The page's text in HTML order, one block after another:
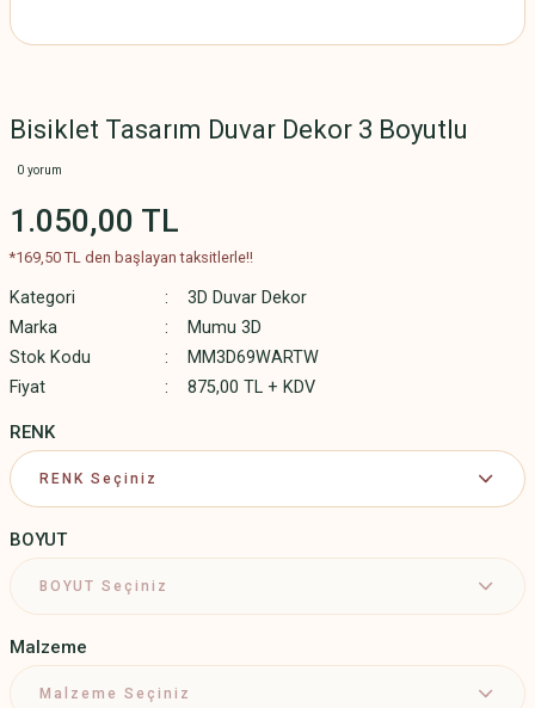
Bisiklet Tasarım Duvar Dekor 3 Boyutlu
0 yorum
1.050,00 TL
*169,50 TL den başlayan taksitlerle!!
Kategori
3D Duvar Dekor
Marka
Mumu 3D
Stok Kodu
MM3D69WARTW
Fiyat
875,00 TL + KDV
RENK
BOYUT
Malzeme